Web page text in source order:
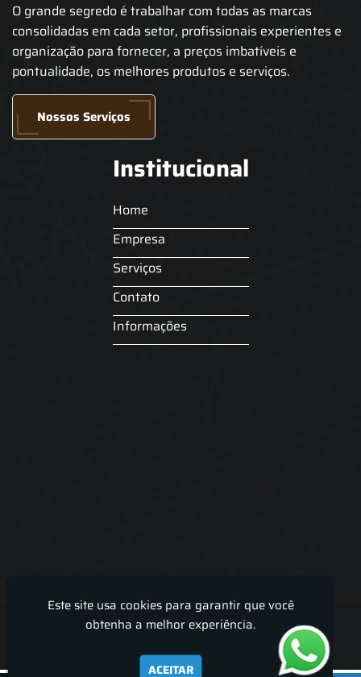
O grande segredo é trabalhar com todas as marcas
consolidadas em cada setor, profissionais experientes e
organização para fornecer, a preços imbatíveis e
pontualidade, os melhores produtos e serviços.
Nossos Serviços
Institucional
Home
Empresa
Serviços
Contato
Informações
Lira Luz Decor - Cortinas sob medidas e persianas
Este site usa cookies para garantir que você
obtenha a melhor experiência.
ACEITAR